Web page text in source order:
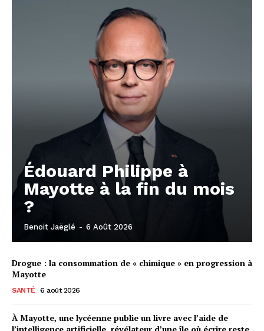
Édouard Philippe à
Mayotte à la fin du mois
?
Benoit Jaëglé - 6 Août 2026
Drogue : la consommation de « chimique » en progression à
Mayotte
SANTÉ 6 août 2026
À Mayotte, une lycéenne publie un livre avec l’aide de